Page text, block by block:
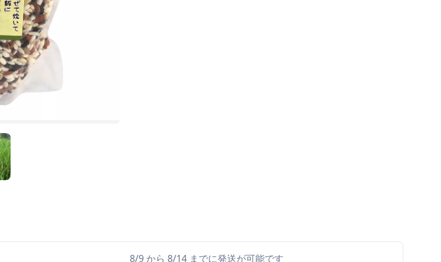
8/9 から 8/14 までに発送が可能です